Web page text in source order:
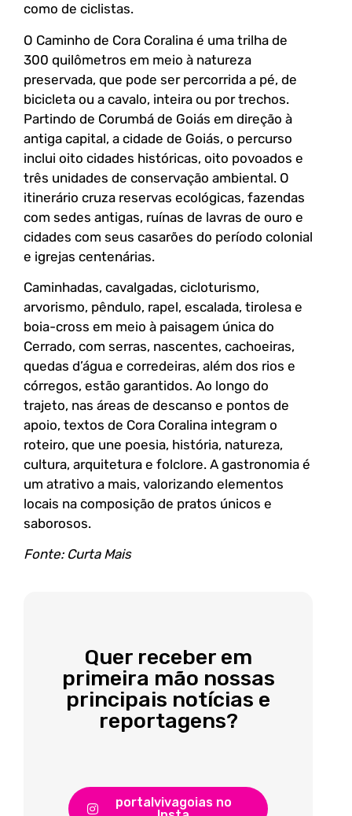
como de ciclistas.
O Caminho de Cora Coralina é uma trilha de
300 quilômetros em meio à natureza
preservada, que pode ser percorrida a pé, de
bicicleta ou a cavalo, inteira ou por trechos.
Partindo de Corumbá de Goiás em direção à
antiga capital, a cidade de Goiás, o percurso
inclui oito cidades históricas, oito povoados e
três unidades de conservação ambiental. O
itinerário cruza reservas ecológicas, fazendas
com sedes antigas, ruínas de lavras de ouro e
cidades com seus casarões do período colonial
e igrejas centenárias.
Caminhadas, cavalgadas, cicloturismo,
arvorismo, pêndulo, rapel, escalada, tirolesa e
boia-cross em meio à paisagem única do
Cerrado, com serras, nascentes, cachoeiras,
quedas d’água e corredeiras, além dos rios e
córregos, estão garantidos. Ao longo do
trajeto, nas áreas de descanso e pontos de
apoio, textos de Cora Coralina integram o
roteiro, que une poesia, história, natureza,
cultura, arquitetura e folclore. A gastronomia é
um atrativo a mais, valorizando elementos
locais na composição de pratos únicos e
saborosos.
Fonte: Curta Mais
Quer receber em
primeira mão nossas
principais notícias e
reportagens?
portalvivagoias no